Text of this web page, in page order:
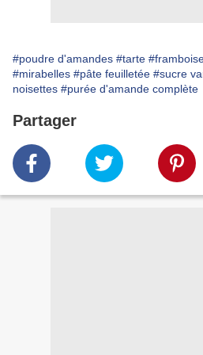
#poudre d'amandes #tarte
#mirabelles #pâte feuilletée #sucre
noisettes #purée d'amande complète
Partager